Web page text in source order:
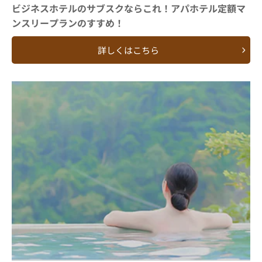
ビジネスホテルのサブスクならこれ！アパホテル定額マ
ンスリープランのすすめ！
詳しくはこちら